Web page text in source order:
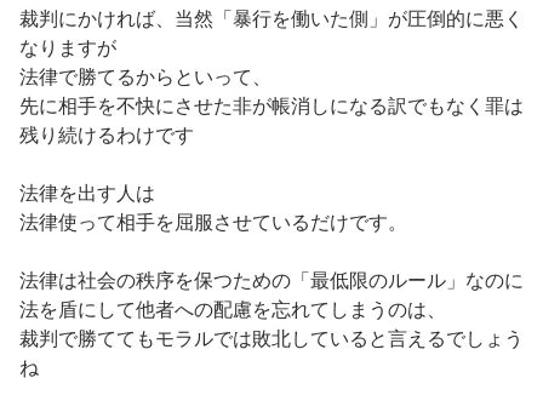
裁判にかければ、当然「暴行を働いた側」が圧倒的に悪く
なりますが
法律で勝てるからといって、
先に相手を不快にさせた非が帳消しになる訳でもなく罪は
残り続けるわけです
法律を出す人は
法律使って相手を屈服させているだけです。
法律は社会の秩序を保つための「最低限のルール」なのに
法を盾にして他者への配慮を忘れてしまうのは、
裁判で勝ててもモラルでは敗北していると言えるでしょう
ね